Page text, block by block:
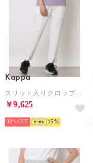
Kappa
￥9,625
30% 15